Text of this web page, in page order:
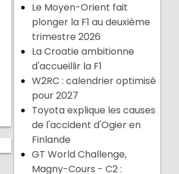
Le Moyen-Orient fait
plonger la F1 au deuxième
trimestre 2026
La Croatie ambitionne
d'accueillir la F1
W2RC : calendrier optimisé
pour 2027
Toyota explique les causes
de l'accident d'Ogier en
Finlande
GT World Challenge,
Magny-Cours - C2 :